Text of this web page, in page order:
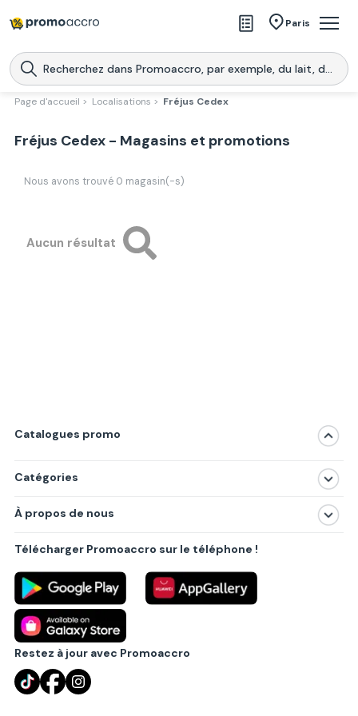
Paris
Magasins
Produits
Promoaccro
l'application
Page d'accueil > Localisations > Fréjus Cedex
Fréjus Cedex - Magasins et promotions
Nous avons trouvé 0 magasin(-s)
Aucun résultat
Catalogues promo
Catégories
Produits
Villes principales
À propos de nous
Politique de confidentialité
Règlements
Partenariat B2B
Blog
Contact
Télécharger Promoaccro sur le téléphone !
Restez à jour avec Promoaccro